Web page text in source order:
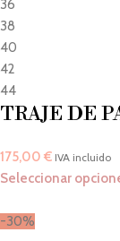
36
38
40
42
44
TRAJE DE
175,00 € IVA incluido
Seleccionar
-30%